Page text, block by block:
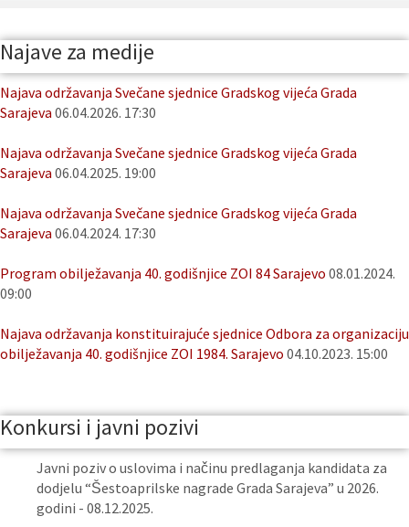
Najave za medije
Najava održavanja Svečane sjednice Gradskog vijeća Grada
Sarajeva 06.04.2026. 17:30
Najava održavanja Svečane sjednice Gradskog vijeća Grada
Sarajeva 06.04.2025. 19:00
Najava održavanja Svečane sjednice Gradskog vijeća Grada
Sarajeva 06.04.2024. 17:30
Program obilježavanja 40. godišnjice ZOI 84 Sarajevo 08.01.2024.
09:00
Najava održavanja konstituirajuće sjednice Odbora za organizaciju
obilježavanja 40. godišnjice ZOI 1984. Sarajevo 04.10.2023. 15:00
Konkursi i javni pozivi
Javni poziv o uslovima i načinu predlaganja kandidata za
dodjelu “Šestoaprilske nagrade Grada Sarajeva” u 2026.
godini - 08.12.2025.